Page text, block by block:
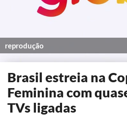
reprodução
Brasil estreia na
Feminina com
TVs ligadas